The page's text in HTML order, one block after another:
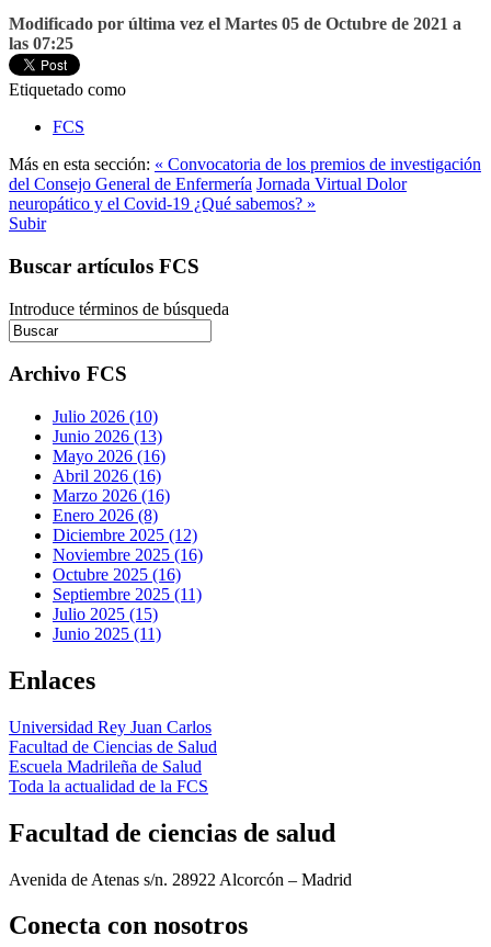
Modificado por última vez el Martes 05 de Octubre de 2021 a
las 07:25
Etiquetado como
FCS
Más en esta sección: « Convocatoria de los premios de investigación
del Consejo General de Enfermería Jornada Virtual Dolor
neuropático y el Covid-19 ¿Qué sabemos? »
Subir
Buscar artículos FCS
Introduce términos de búsqueda
Archivo FCS
Julio 2026 (10)
Junio 2026 (13)
Mayo 2026 (16)
Abril 2026 (16)
Marzo 2026 (16)
Enero 2026 (8)
Diciembre 2025 (12)
Noviembre 2025 (16)
Octubre 2025 (16)
Septiembre 2025 (11)
Julio 2025 (15)
Junio 2025 (11)
Enlaces
Universidad Rey Juan Carlos
Facultad de Ciencias de Salud
Escuela Madrileña de Salud
Toda la actualidad de la FCS
Facultad de ciencias de salud
Avenida de Atenas s/n. 28922 Alcorcón – Madrid
Conecta con nosotros